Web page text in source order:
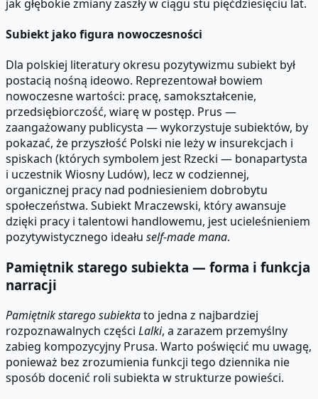
jak głębokie zmiany zaszły w ciągu stu pięćdziesięciu lat.
Subiekt jako figura nowoczesności
Dla polskiej literatury okresu pozytywizmu subiekt był
postacią nośną ideowo. Reprezentował bowiem
nowoczesne wartości: pracę, samokształcenie,
przedsiębiorczość, wiarę w postęp. Prus —
zaangażowany publicysta — wykorzystuje subiektów, by
pokazać, że przyszłość Polski nie leży w insurekcjach i
spiskach (których symbolem jest Rzecki — bonapartysta
i uczestnik Wiosny Ludów), lecz w codziennej,
organicznej pracy nad podniesieniem dobrobytu
społeczeństwa. Subiekt Mraczewski, który awansuje
dzięki pracy i talentowi handlowemu, jest ucieleśnieniem
pozytywistycznego ideału self-made mana.
Pamiętnik starego subiekta — forma i funkcja
narracji
Pamiętnik starego subiektato jedna z najbardziej
rozpoznawalnych części Lalki, a zarazem przemyślny
zabieg kompozycyjny Prusa. Warto poświęcić mu uwagę,
ponieważ bez zrozumienia funkcji tego dziennika nie
sposób docenić roli subiekta w strukturze powieści.